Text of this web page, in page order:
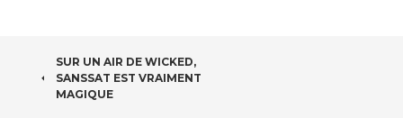
NAVIGATION
DES
SUR UN AIR DE WICKED,
SANSSAT EST VRAIMENT
MAGIQUE